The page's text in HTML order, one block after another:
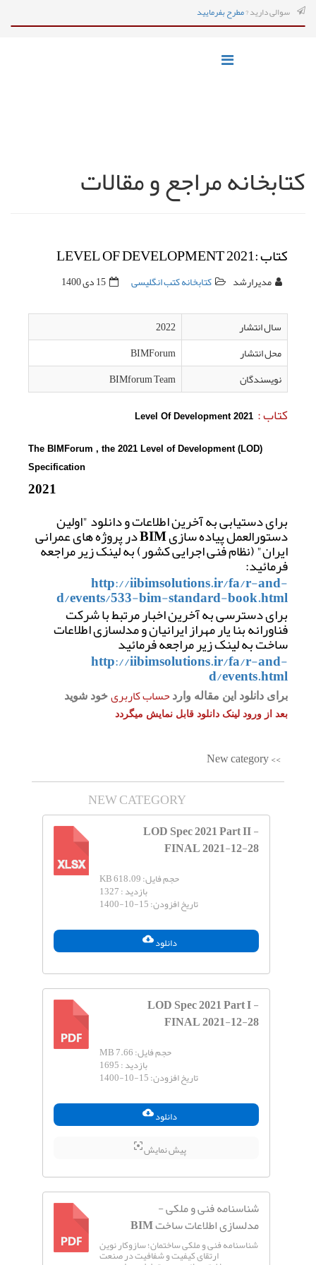
سوالی دارید ?مطرح بفرمایید
کتابخانه مراجع و مقالات
کتاب :LEVEL OF DEVELOPMENT 2021
مدیرارشد کتابخانه کتب انگلیسی 15 دی 1400
سال انتشار
2022
محل انتشار
BIMForum
نویسندگان
BIMforum Team
کتاب : Level Of Development 2021
The BIMForum , the 2021 Level of Development (LOD)
Specification
ایران" (نظام فنی اجرایی کشور) به لینک زیر مراجعه
فرمائید:
http://iibimsolutions.ir/fa/r-and-
d/events/533-bim-standard-book.html
ساخت به لینک زیر مراجعه فرمائید
http://iibimsolutions.ir/fa/r-and-
d/events.html
برای دانلود این مقاله وارد حساب کاربری خود شوید
بعد از ورود لینک دانلود قابل نمایش میگردد
New category
NEW CATEGORY
XLSX
LOD Spec 2021 Part II -
FINAL 2021-12-28
حجم فایل:
بازدید :
تاریخ افزودن:
دانلود
PDF
LOD Spec 2021 Part I -
FINAL 2021-12-28
حجم فایل:
بازدید :
تاریخ افزودن:
دانلود
پیش نمایش
PDF
شناسنامه فنی و ملکی -
مدلسازی اطلاعات ساخت BIM
شناسنامه فنی و ملکی ساختمان؛ سازوکار نوین
ارتقای کیفیت و شفافیت در صنعت